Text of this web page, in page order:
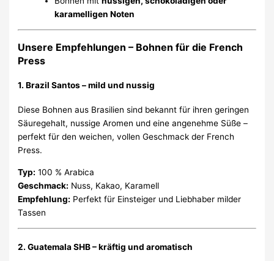
karamelligen Noten
Unsere Empfehlungen – Bohnen für die French
Press
1. Brazil Santos – mild und nussig
Diese Bohnen aus Brasilien sind bekannt für ihren geringen
Säuregehalt, nussige Aromen und eine angenehme Süße –
perfekt für den weichen, vollen Geschmack der French
Press.
Typ: 100 % Arabica
Geschmack: Nuss, Kakao, Karamell
Empfehlung: Perfekt für Einsteiger und Liebhaber milder
Tassen
2. Guatemala SHB – kräftig und aromatisch